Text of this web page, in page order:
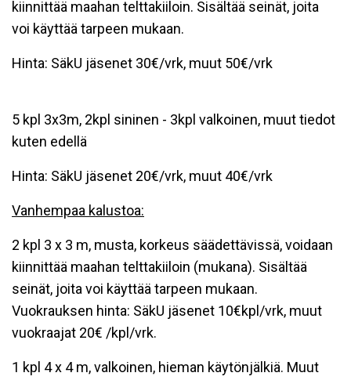
kiinnittää maahan telttakiiloin. Sisältää seinät, joita
voi käyttää tarpeen mukaan.
Hinta: SäkU jäsenet 30€/vrk, muut 50€/vrk
5 kpl 3x3m, 2kpl sininen - 3kpl valkoinen, muut tiedot
kuten edellä
Hinta: SäkU jäsenet 20€/vrk, muut 40€/vrk
Vanhempaa kalustoa:
2 kpl 3 x 3 m, musta, korkeus säädettävissä, voidaan
kiinnittää maahan telttakiiloin (mukana). Sisältää
seinät, joita voi käyttää tarpeen mukaan.
Vuokrauksen hinta: SäkU jäsenet 10€kpl/vrk, muut
vuokraajat 20€ /kpl/vrk.
1 kpl 4 x 4 m, valkoinen, hieman käytönjälkiä. Muut